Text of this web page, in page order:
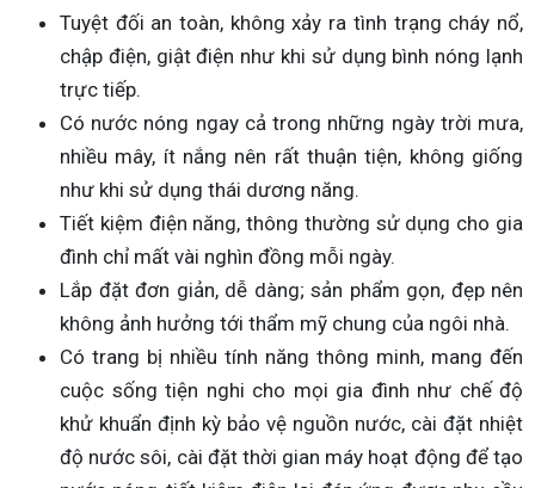
Tuyệt đối an toàn, không xảy ra tình trạng cháy nổ,
chập điện, giật điện như khi sử dụng bình nóng lạnh
trực tiếp.
Có nước nóng ngay cả trong những ngày trời mưa,
nhiều mây, ít nắng nên rất thuận tiện, không giống
như khi sử dụng thái dương năng.
Tiết kiệm điện năng, thông thường sử dụng cho gia
đình chỉ mất vài nghìn đồng mỗi ngày.
Lắp đặt đơn giản, dễ dàng; sản phẩm gọn, đẹp nên
không ảnh hưởng tới thẩm mỹ chung của ngôi nhà.
Có trang bị nhiều tính năng thông minh, mang đến
cuộc sống tiện nghi cho mọi gia đình như chế độ
khử khuẩn định kỳ bảo vệ nguồn nước, cài đặt nhiệt
độ nước sôi, cài đặt thời gian máy hoạt động để tạo